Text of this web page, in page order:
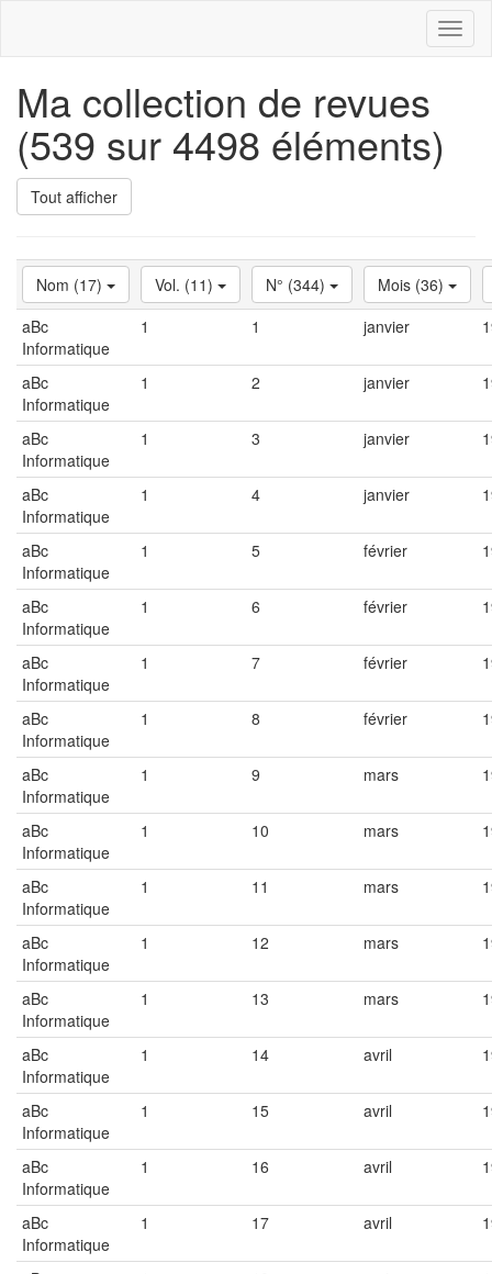
Ma collection de revues
(539 sur 4498 éléments)
Tout afficher
Nom (17) Vol. (11) N° (344)
Mois (36)
aBc
Informatique
1 1 janvier
aBc
Informatique
1 2 janvier
aBc
Informatique
1 3 janvier
aBc
Informatique
1 4 janvier
aBc
Informatique
1 5 février
aBc
Informatique
1 6 février
aBc
Informatique
1 7 février
aBc
Informatique
1 8 février
aBc
Informatique
1 9 mars
aBc
Informatique
1 10 mars
aBc
Informatique
1 11 mars
aBc
Informatique
1 12 mars
aBc
Informatique
1 13 mars
aBc
Informatique
1 14 avril
aBc
Informatique
1 15 avril
aBc
Informatique
1 16 avril
aBc
Informatique
1 17 avril